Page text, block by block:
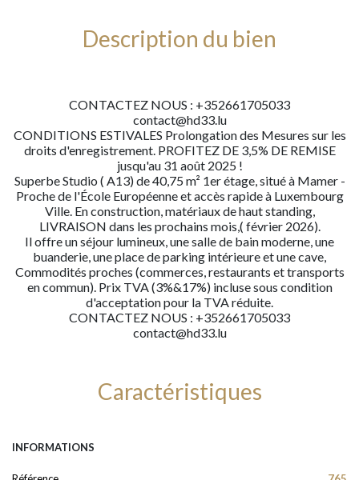
Description du bien
CONTACTEZ NOUS : +352661705033
contact@hd33.lu
CONDITIONS ESTIVALES Prolongation des Mesures sur les
droits d'enregistrement. PROFITEZ DE 3,5% DE REMISE
jusqu'au 31 août 2025 !
Superbe Studio ( A13) de 40,75 m² 1er étage, situé à Mamer -
Proche de l'École Européenne et accès rapide à Luxembourg
Ville. En construction, matériaux de haut standing,
LIVRAISON dans les prochains mois,( février 2026).
Il offre un séjour lumineux, une salle de bain moderne, une
buanderie, une place de parking intérieure et une cave,
Commodités proches (commerces, restaurants et transports
en commun). Prix TVA (3%&17%) incluse sous condition
d'acceptation pour la TVA réduite.
CONTACTEZ NOUS : +352661705033
contact@hd33.lu
Caractéristiques
INFORMATIONS